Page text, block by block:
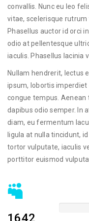
convallis. Nunc eu leo
vitae, scelerisque
Phasellus auctor id orci
odio at pellentesque
iaculis. Phasellus lacinia
Nullam hendrerit, lectus
ipsum, lobortis
congue tempus.
dapibus odio semper. In
diam, eu fermentum
ligula at nulla tincidunt,
tortor vulputate, iaculis
porttitor euismod
1642